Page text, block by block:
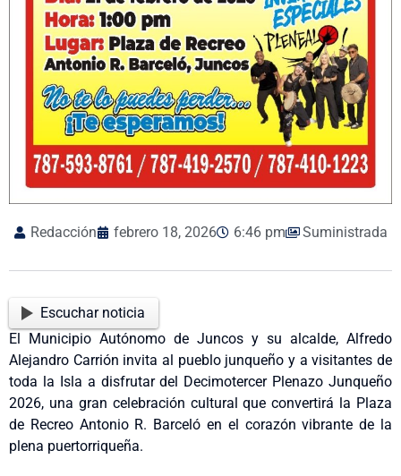
Redacción febrero 18, 2026 6:46 pm Suministrada
Escuchar noticia
El Municipio Autónomo de Juncos y su alcalde, Alfredo
Alejandro Carrión invita al pueblo junqueño y a visitantes de
toda la Isla a disfrutar del Decimotercer Plenazo Junqueño
2026, una gran celebración cultural que convertirá la Plaza
de Recreo Antonio R. Barceló en el corazón vibrante de la
plena puertorriqueña.